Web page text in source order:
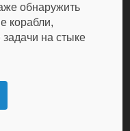
обнаружить
корабли,
на стыке